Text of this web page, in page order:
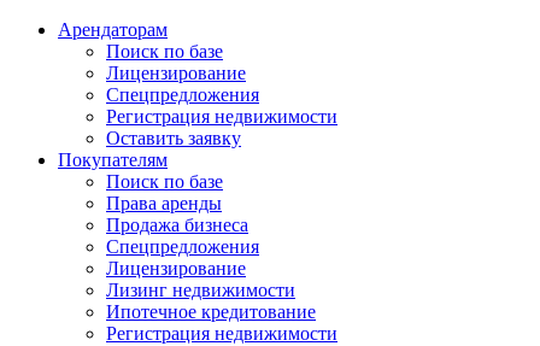
Арендаторам
Поиск по базе
Лицензирование
Спецпредложения
Регистрация недвижимости
Оставить заявку
Покупателям
Поиск по базе
Права аренды
Продажа бизнеса
Спецпредложения
Лицензирование
Лизинг недвижимости
Ипотечное кредитование
Регистрация недвижимости